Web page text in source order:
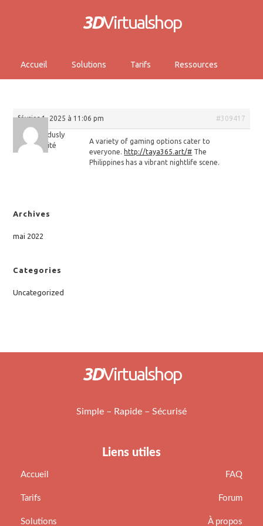
3DVirtualshop
Accueil Solutions Tarifs Ressources
février 1, 2025 à 11:06 pm #309417
Williamdusly
Invité
A variety of gaming options cater to
everyone. http://taya365.art/# The
Philippines has a vibrant nightlife scene.
Archives
mai 2022
Categories
Uncategorized
3DVirtualshop
Simple – Rapide – Sécurisé
Liens utiles
Accueil
Tarifs
Solutions
FAQ
Forum
À propos